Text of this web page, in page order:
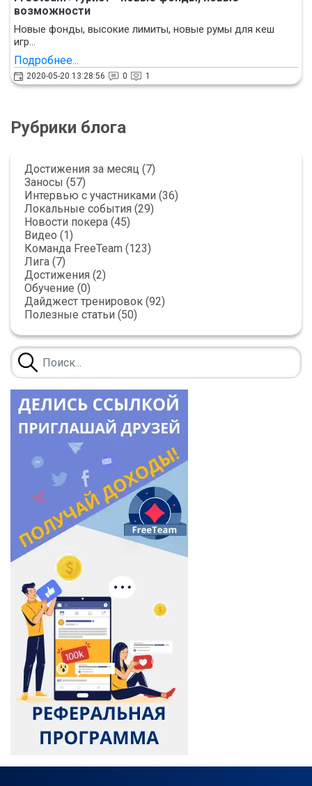
возможности
Новые фонды, высокие лимиты, новые румы для кеш
игр...
Подробнее...
2020-05-20 13:28:56 0 1
Рубрики блога
Достижения за месяц (7)
Заносы (57)
Интервью с участниками (36)
Локальные события (29)
Новости покера (45)
Видео (1)
Команда FreeTeam (123)
Лига (7)
Достижения (2)
Обучение (0)
Дайджест тренировок (92)
Полезные статьи (50)